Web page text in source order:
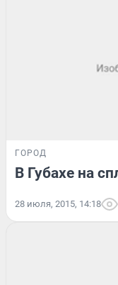
ГОРОД
В Губахе на
28 июля, 2015, 14:18